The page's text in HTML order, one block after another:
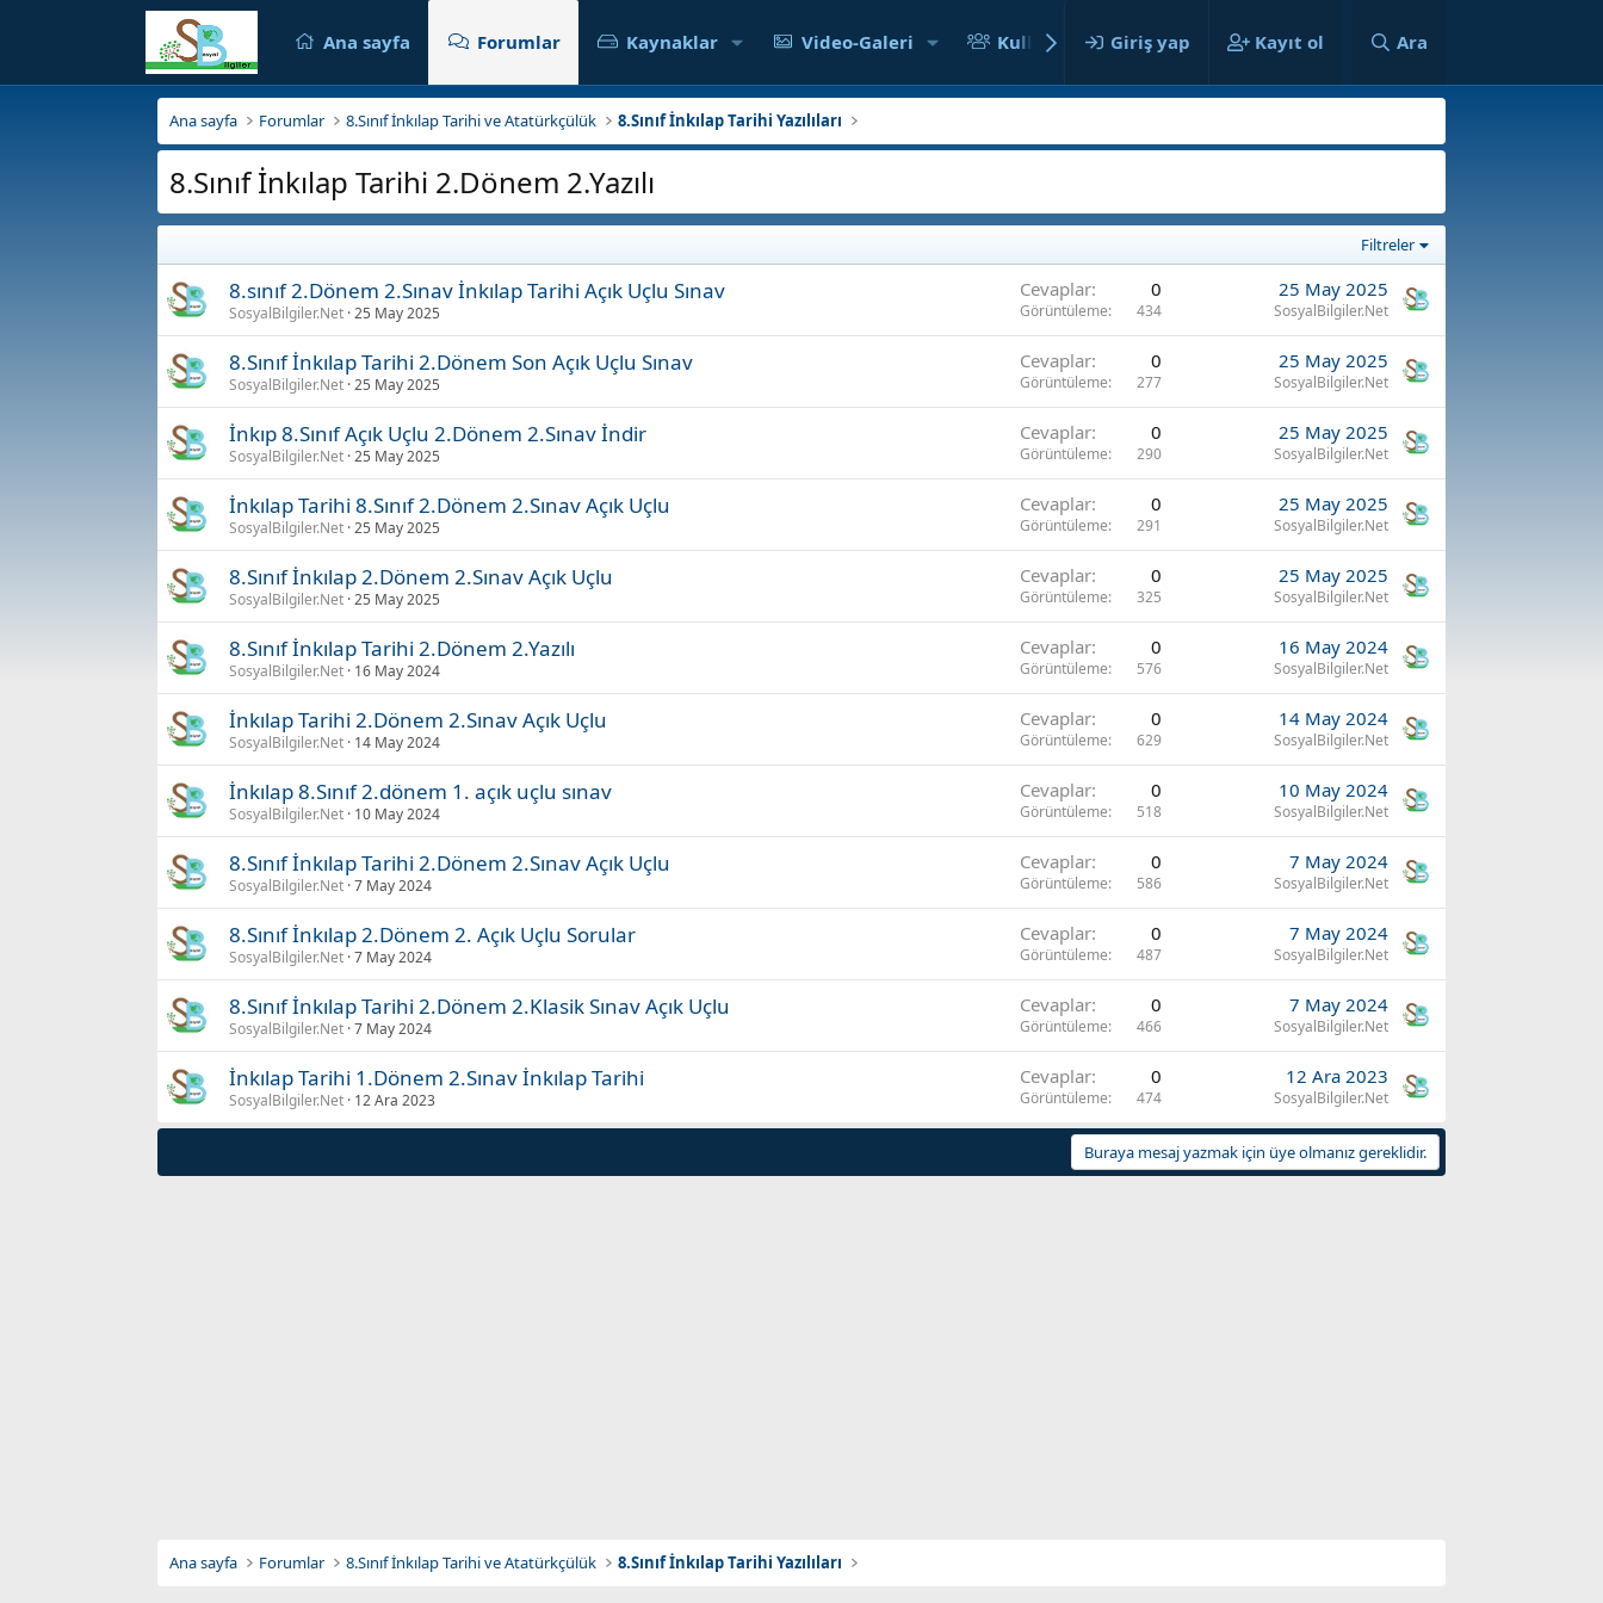
Ana sayfa Forumlar Kaynaklar Video-Galeri Kullanıcılar Giriş yap Kayıt ol Ara
Ana sayfa Forumlar 8.Sınıf İnkılap Tarihi ve Atatürkçülük 8.Sınıf İnkılap Tarihi Yazılıları
8.Sınıf İnkılap Tarihi 2.Dönem 2.Yazılı
Filtreler
8.sınıf 2.Dönem 2.Sınav İnkılap Tarihi Açık Uçlu Sınav
SosyalBilgiler.Net 25 May 2025
Cevaplar 0
Görüntüleme 434
25 May 2025
SosyalBilgiler.Net
8.Sınıf İnkılap Tarihi 2.Dönem Son Açık Uçlu Sınav
SosyalBilgiler.Net 25 May 2025
Cevaplar 0
Görüntüleme 277
25 May 2025
SosyalBilgiler.Net
İnkıp 8.Sınıf Açık Uçlu 2.Dönem 2.Sınav İndir
SosyalBilgiler.Net 25 May 2025
Cevaplar 0
Görüntüleme 290
25 May 2025
SosyalBilgiler.Net
İnkılap Tarihi 8.Sınıf 2.Dönem 2.Sınav Açık Uçlu
SosyalBilgiler.Net 25 May 2025
Cevaplar 0
Görüntüleme 291
25 May 2025
SosyalBilgiler.Net
8.Sınıf İnkılap 2.Dönem 2.Sınav Açık Uçlu
SosyalBilgiler.Net 25 May 2025
Cevaplar 0
Görüntüleme 325
25 May 2025
SosyalBilgiler.Net
8.Sınıf İnkılap Tarihi 2.Dönem 2.Yazılı
SosyalBilgiler.Net 16 May 2024
Cevaplar 0
Görüntüleme 576
16 May 2024
SosyalBilgiler.Net
İnkılap Tarihi 2.Dönem 2.Sınav Açık Uçlu
SosyalBilgiler.Net 14 May 2024
Cevaplar 0
Görüntüleme 629
14 May 2024
SosyalBilgiler.Net
İnkılap 8.Sınıf 2.dönem 1. açık uçlu sınav
SosyalBilgiler.Net 10 May 2024
Cevaplar 0
Görüntüleme 518
10 May 2024
SosyalBilgiler.Net
8.Sınıf İnkılap Tarihi 2.Dönem 2.Sınav Açık Uçlu
SosyalBilgiler.Net 7 May 2024
Cevaplar 0
Görüntüleme 586
7 May 2024
SosyalBilgiler.Net
8.Sınıf İnkılap 2.Dönem 2. Açık Uçlu Sorular
SosyalBilgiler.Net 7 May 2024
Cevaplar 0
Görüntüleme 487
7 May 2024
SosyalBilgiler.Net
8.Sınıf İnkılap Tarihi 2.Dönem 2.Klasik Sınav Açık Uçlu
SosyalBilgiler.Net 7 May 2024
Cevaplar 0
Görüntüleme 466
7 May 2024
SosyalBilgiler.Net
İnkılap Tarihi 1.Dönem 2.Sınav İnkılap Tarihi
SosyalBilgiler.Net 12 Ara 2023
Cevaplar 0
Görüntüleme 474
12 Ara 2023
SosyalBilgiler.Net
Buraya mesaj yazmak için üye olmanız gereklidir.
Ana sayfa Forumlar 8.Sınıf İnkılap Tarihi ve Atatürkçülük 8.Sınıf İnkılap Tarihi Yazılıları